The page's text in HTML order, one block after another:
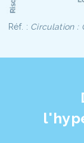
Réf. : Circulation :